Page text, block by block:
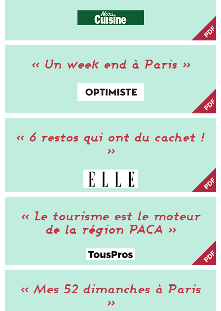
« Un week end à Paris »
« 6 restos qui ont du cachet !
»
« Le tourisme est le moteur
de la région PACA »
« Mes 52 dimanches à Paris
»